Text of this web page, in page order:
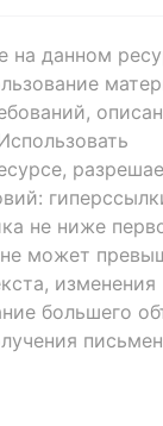
на данном
не ниже
может
изменения
большего